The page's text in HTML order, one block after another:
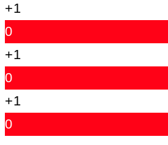
+1
0
+1
0
+1
0